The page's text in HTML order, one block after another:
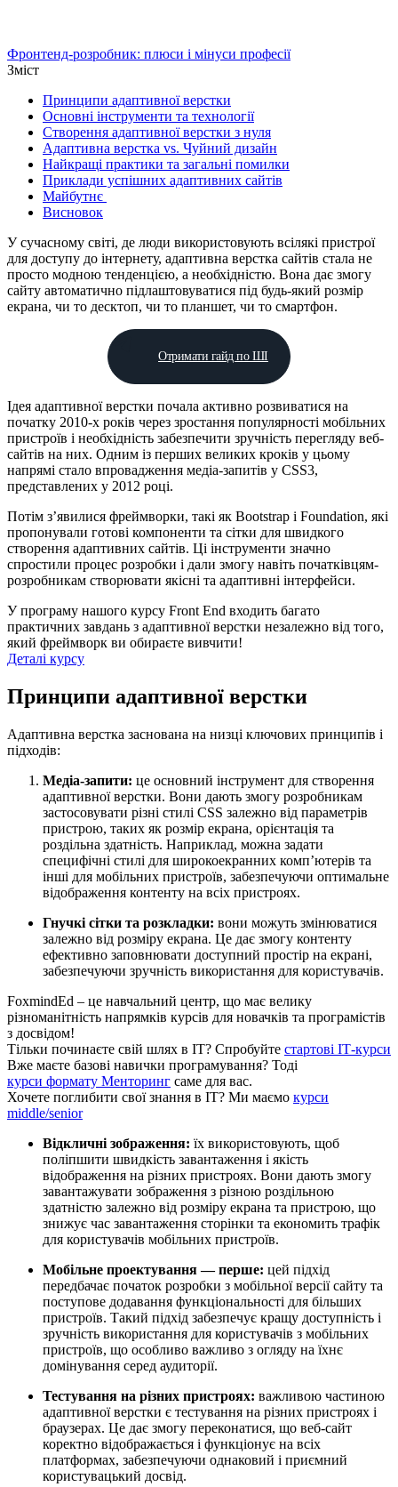
Фронтенд-розробник: плюси і мінуси професії
Зміст
Принципи адаптивної верстки
Основні інструменти та технології
Створення адаптивної верстки з нуля
Адаптивна верстка vs. Чуйний дизайн
Найкращі практики та загальні помилки
Приклади успішних адаптивних сайтів
Майбутнє
Висновок
У сучасному світі, де люди використовують всілякі пристрої
для доступу до інтернету, адаптивна верстка сайтів стала не
просто модною тенденцією, а необхідністю. Вона дає змогу
сайту автоматично підлаштовуватися під будь-який розмір
екрана, чи то десктоп, чи то планшет, чи то смартфон.
Отримати гайд по ШІ
Ідея адаптивної верстки почала активно розвиватися на
початку 2010-х років через зростання популярності мобільних
пристроїв і необхідність забезпечити зручність перегляду веб-
сайтів на них. Одним із перших великих кроків у цьому
напрямі стало впровадження медіа-запитів у CSS3,
представлених у 2012 році.
Потім з’явилися фреймворки, такі як Bootstrap і Foundation, які
пропонували готові компоненти та сітки для швидкого
створення адаптивних сайтів. Ці інструменти значно
спростили процес розробки і дали змогу навіть початківцям-
розробникам створювати якісні та адаптивні інтерфейси.
У програму нашого курсу Front End входить багато
практичних завдань з адаптивної верстки незалежно від того,
який фреймворк ви обираєте вивчити!
Деталі курсу
Принципи адаптивної верстки
Адаптивна верстка заснована на низці ключових принципів і
підходів:
Медіа-запити: це основний інструмент для створення
адаптивної верстки. Вони дають змогу розробникам
застосовувати різні стилі CSS залежно від параметрів
пристрою, таких як розмір екрана, орієнтація та
роздільна здатність. Наприклад, можна задати
специфічні стилі для широкоекранних комп’ютерів та
інші для мобільних пристроїв, забезпечуючи оптимальне
відображення контенту на всіх пристроях.
Гнучкі сітки та розкладки: вони можуть змінюватися
залежно від розміру екрана. Це дає змогу контенту
ефективно заповнювати доступний простір на екрані,
забезпечуючи зручність використання для користувачів.
FoxmindEd – це навчальний центр, що має велику
різноманітність напрямків курсів для новачків та програмістів
з досвідом!
Тільки починаєте свій шлях в ІТ? Спробуйте стартові ІТ-курси
Вже маєте базові навички програмування? Тоді
курси формату Менторинг саме для вас.
Хочете поглибити свої знання в ІТ? Ми маємо курси
middle/senior
Відкличні зображення: їх використовують, щоб
поліпшити швидкість завантаження і якість
відображення на різних пристроях. Вони дають змогу
завантажувати зображення з різною роздільною
здатністю залежно від розміру екрана та пристрою, що
знижує час завантаження сторінки та економить трафік
для користувачів мобільних пристроїв.
Мобільне проектування — перше: цей підхід
передбачає початок розробки з мобільної версії сайту та
поступове додавання функціональності для більших
пристроїв. Такий підхід забезпечує кращу доступність і
зручність використання для користувачів з мобільних
пристроїв, що особливо важливо з огляду на їхнє
домінування серед аудиторії.
Тестування на різних пристроях: важливою частиною
адаптивної верстки є тестування на різних пристроях і
браузерах. Це дає змогу переконатися, що веб-сайт
коректно відображається і функціонує на всіх
платформах, забезпечуючи однаковий і приємний
користувацький досвід.